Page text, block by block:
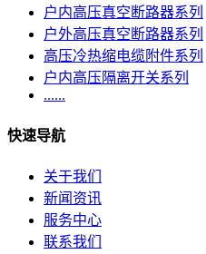
户内高压真空断路器系列
户外高压真空断路器系列
高压冷热缩电缆附件系列
户内高压隔离开关系列
......
快速导航
关于我们
新闻资讯
服务中心
联系我们